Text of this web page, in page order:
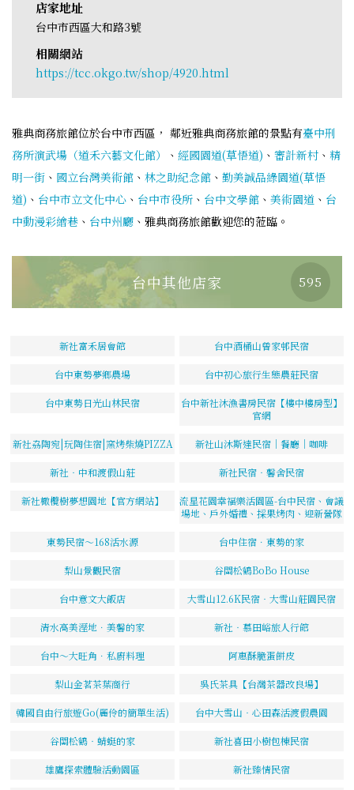
店家地址
台中市西區大和路3號
相關網站
https://tcc.okgo.tw/shop/4920.html
雅典商務旅館位於台中市西區， 鄰近雅典商務旅館的景點有臺中刑
務所演武場（道禾六藝文化館）
、 經國園道(草悟道) 、 審計新村 、 精
明一街 、 國立台灣美術館 、 林之助紀念館 、 勤美誠品綠園道(草悟
道) 、 台中市立文化中心 、 台中市役所 、 台中文學館 、 美術園道 、 台
中動漫彩繪巷 、 台中州廳 、雅典商務旅館歡迎您的蒞臨。
台中其他店家 595
新社富禾居會館 台中酒桶山曾家邨民宿
台中東勢夢鄉農場 台中初心旅行生態農莊民宿
台中東勢日光山林民宿
台中新社沐漁書房民宿【樓中樓房型】
官網
新社劦陶宛|玩陶住宿|窯烤柴燒PIZZA 新社山沐斯達民宿｜餐廳｜咖啡
新社‧中和渡假山莊 新社民宿‧馨舍民宿
新社橄欖樹夢想園地【官方網站】
流星花園幸福樂活園區-台中民宿、會議
場地、戶外婚禮、採果烤肉、迎新營隊
東勢民宿～168活水源 台中住宿．東勢的家
梨山景觀民宿 谷關松鶴BoBo House
台中意文大飯店 大雪山12.6K民宿‧大雪山莊園民宿
清水高美溼地．美馨的家 新社‧慕田峪旅人行館
台中～大旺角．私廚料理 阿惠酥脆蛋餅皮
梨山金茗茶葉商行 吳氏茶具【台灣茶器改良場】
韓國自由行旅遊Go(麗伶的簡單生活) 台中大雪山‧心田森活渡假農園
谷關松鶴‧蜻蜓的家 新社喜田小樹包棟民宿
雄鷹探索體驗活動園區 新社臻情民宿